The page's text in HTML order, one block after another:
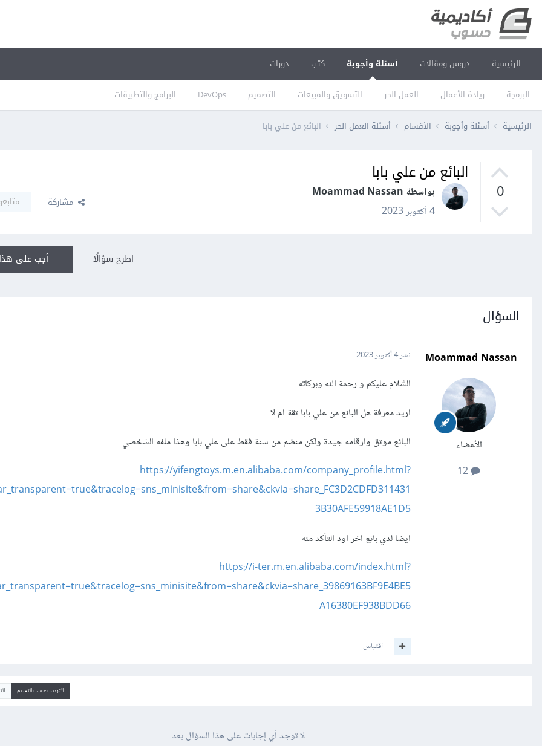
الرئيسية دروس ومقالات أسئلة وأجوبة
البرمجة ريادة الأعمال العمل الحر التسويق والمبيعات التصميم DevOps البرامج والتطبيقات
كتب دورات
الرئيسية أسئلة وأجوبة الأقسام أسئلة العمل الحر البائع من علي بابا
0
البائع من علي بابا
بواسطة Moammad Nassan
4 أكتوبر 2023
مشاركة
أجب على اطرح سؤالًا
السؤال
Moammad Nassan
الأعضاء
نشر4 أكتوبر 2023
السَّلام عليكم و رحمة الله وبركاته
اريد معرفة هل البائع من علي بابا ثقة ام لا
البائع موثق وارقامه جيدة ولكن منضم من سنة فقط على علي بابا وهذا ملفه الشخصي
https://yifengtoys.m.en.alibaba.com/company_profile.html?
3B30AFE59918AE1D5
ايضا لدي بائع اخر اود التأكد منه
https://i-ter.m.en.alibaba.com/index.html?
A16380EF938BDD66
اقتباس
الترتيب حسب التقييم
لا توجد أي إجابات على هذا السؤال بعد